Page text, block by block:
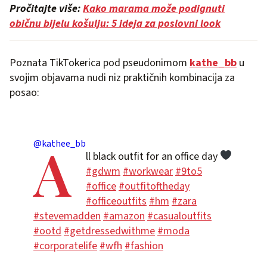
Pročitajte više:Kako marama može podignuti
običnu bijelu košulju: 5 ideja za poslovni look
Poznata TikTokerica pod pseudonimom kathe­­_bb u
svojim objavama nudi niz praktičnih kombinacija za
posao:
@kathee_bb
A
ll black outfit for an office day
#gdwm #workwear #9to5
#office #outfitoftheday
#officeoutfits #hm #zara
#stevemadden #amazon #casualoutfits
#ootd #getdressedwithme #moda
#corporatelife #wfh #fashion